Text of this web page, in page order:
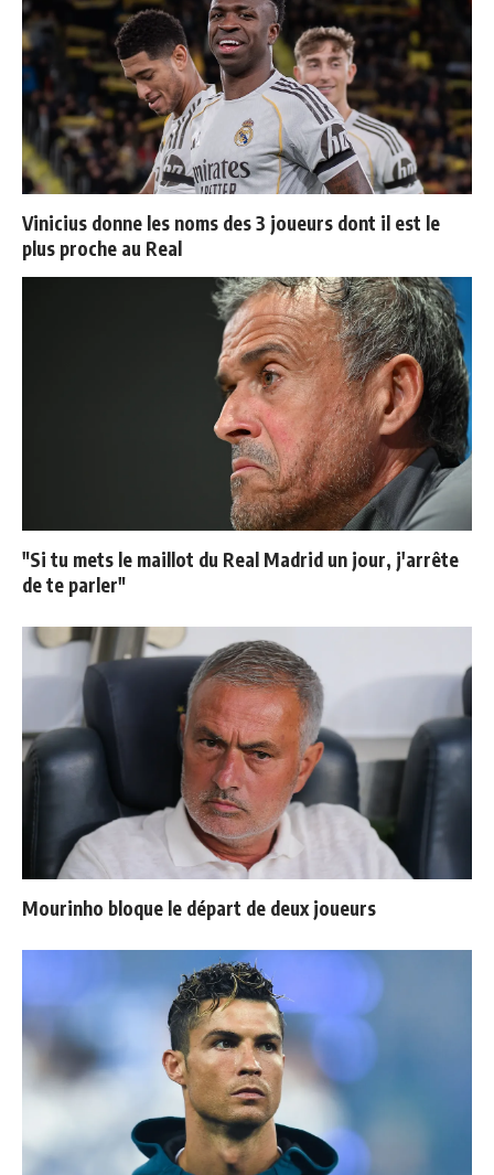
Vinicius donne les noms des 3 joueurs dont il est le
plus proche au Real
"Si tu mets le maillot du Real Madrid un jour, j'arrête
de te parler"
Mourinho bloque le départ de deux joueurs